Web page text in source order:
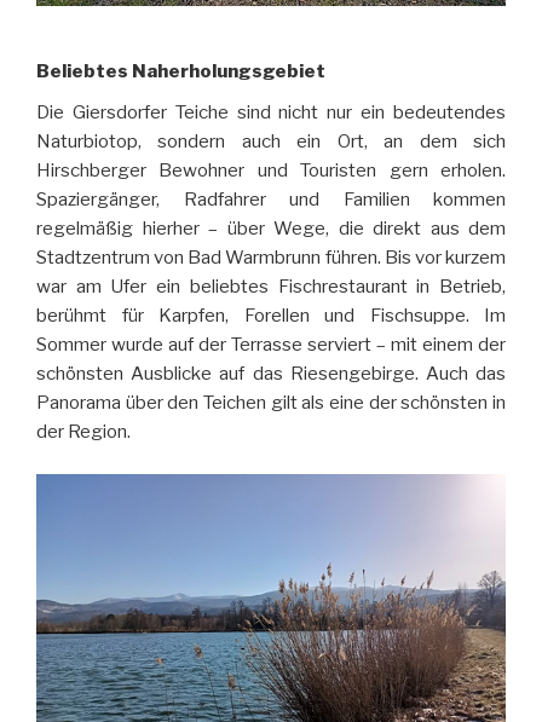
Beliebtes Naherholungsgebiet
Die Giersdorfer Teiche sind nicht nur ein bedeutendes
Naturbiotop, sondern auch ein Ort, an dem sich
Hirschberger Bewohner und Touristen gern erholen.
Spaziergänger, Radfahrer und Familien kommen
regelmäßig hierher – über Wege, die direkt aus dem
Stadtzentrum von Bad Warmbrunn führen. Bis vor kurzem
war am Ufer ein beliebtes Fischrestaurant in Betrieb,
berühmt für Karpfen, Forellen und Fischsuppe. Im
Sommer wurde auf der Terrasse serviert – mit einem der
schönsten Ausblicke auf das Riesengebirge. Auch das
Panorama über den Teichen gilt als eine der schönsten in
der Region.